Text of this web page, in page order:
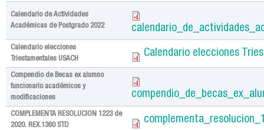
Calendario de Actividades
Académicas de Postgrado 2022
Calendario elecciones
Triestamentales USACH
Calendario elecciones
Compendio de Becas ex alumno
funcionario académicos y
modificaciones
COMPLEMENTA RESOLUCION 1223 de
2020. REX.1360 STD